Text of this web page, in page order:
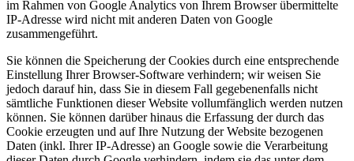
im Rahmen von Google Analytics von Ihrem Browser übermittelte
IP-Adresse wird nicht mit anderen Daten von Google
zusammengeführt.
Sie können die Speicherung der Cookies durch eine entsprechende
Einstellung Ihrer Browser-Software verhindern; wir weisen Sie
jedoch darauf hin, dass Sie in diesem Fall gegebenenfalls nicht
sämtliche Funktionen dieser Website vollumfänglich werden nutzen
können. Sie können darüber hinaus die Erfassung der durch das
Cookie erzeugten und auf Ihre Nutzung der Website bezogenen
Daten (inkl. Ihrer IP-Adresse) an Google sowie die Verarbeitung